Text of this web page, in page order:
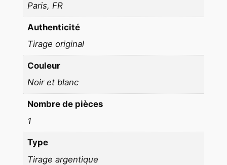
t
T
C
Paris, FR
Authenticité
Tirage original
Couleur
Noir et blanc
Nombre de pièces
1
Type
Tirage argentique